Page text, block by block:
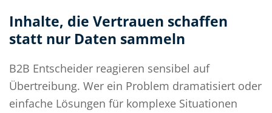
Inhalte, die Vertrauen schaffen
statt nur Daten sammeln
B2B Entscheider reagieren sensibel auf
Übertreibung. Wer ein Problem dramatisiert oder
einfache Lösungen für komplexe Situationen